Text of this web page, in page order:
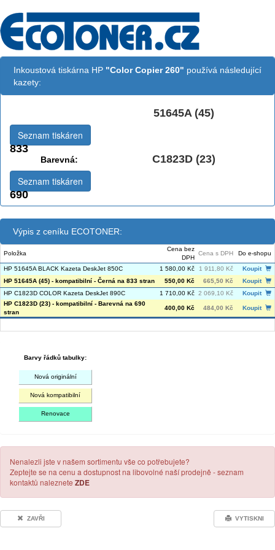
Inkoustová tiskárna HP "Color Copier 260" používá následující
kazety:
51645A (45)
833
Seznam tiskáren
Barevná: C1823D (23)
690
Seznam tiskáren
Výpis z ceníku ECOTONER:
Položka
Cena bez
DPH
Cena s DPH Do e-shopu
HP 51645A BLACK Kazeta DeskJet 850C 1 580,00 Kč 1 911,80 Kč
Koupit
HP 51645A (45) - kompatibilní - Černá na 833 stran
550,00 Kč 665,50 Kč
Koupit
HP C1823D COLOR Kazeta DeskJet 890C
1 710,00 Kč 2 069,10 Kč
Koupit
HP C1823D (23) - kompatibilní - Barevná na 690
stran
400,00 Kč 484,00 Kč Koupit
Barvy řádků tabulky:
Nová originální
Nová kompatibilní
Renovace
Nenalezli jste v našem sortimentu vše co potřebujete?
Zeptejte se na cenu a dostupnost na libovolné naší prodejně - seznam
kontaktů naleznete ZDE
ZAVŘI VYTISKNI